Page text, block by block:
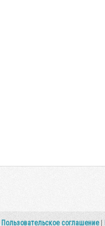
Пользовательское соглашение